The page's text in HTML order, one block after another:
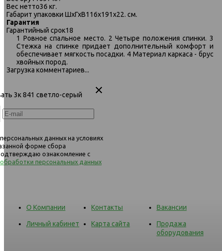
091 диван-кровать 3к 840 синий
серый
Вес нетто36 кг.
Габарит упаковки ШхГхВ116х191х22. см.
Гарантия
Гарантийный срок18
1 Ровное спальное место. 2 Четыре положения спинки. 3
Стежка на спинке придает дополнительный комфорт и
обеспечивает мягкость посадки. 4 Материал каркаса - брус
хвойных пород.
Загрузка комментариев...
3к 841 светло-серый
данных на условиях
форме сбора
ознакомление с
персональных данных
О Компании Контакты Вакансии
Личный кабинет Карта сайта
Продажа
оборудования